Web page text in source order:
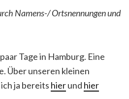
Namens-/ Ortsnennungen und
Tage in Hamburg. Eine
Über unseren kleinen
ja bereits hierund hier